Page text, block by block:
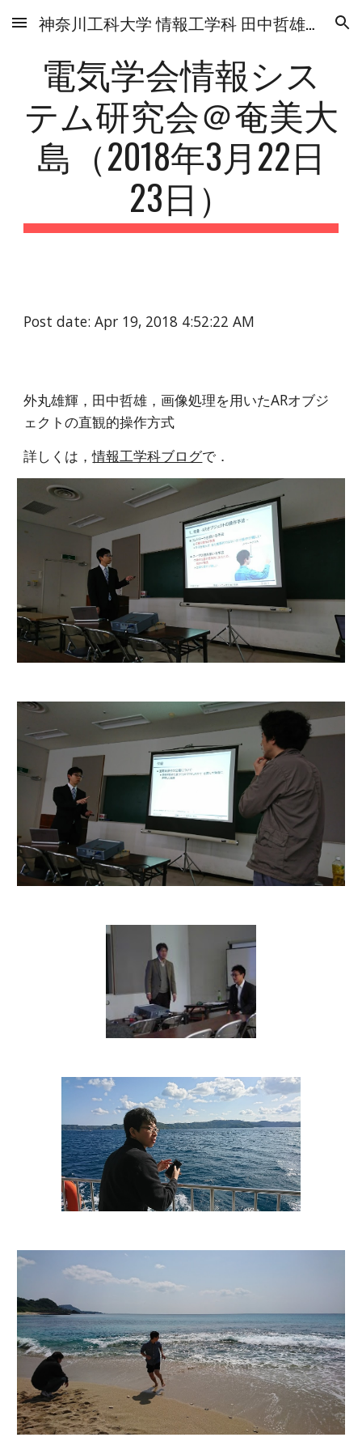
Skip to main content Skip to navigation
神奈川工科大学 情報工学科 田中哲雄研究室
電気学会情報シス
テム研究会＠奄美大
島（2018年3月22日
23日）
Post date: Apr 19, 2018 4:52:22 AM
外丸雄輝，田中哲雄，画像処理を用いたARオブジ
ェクトの直観的操作方式
詳しくは，情報工学科ブログで．